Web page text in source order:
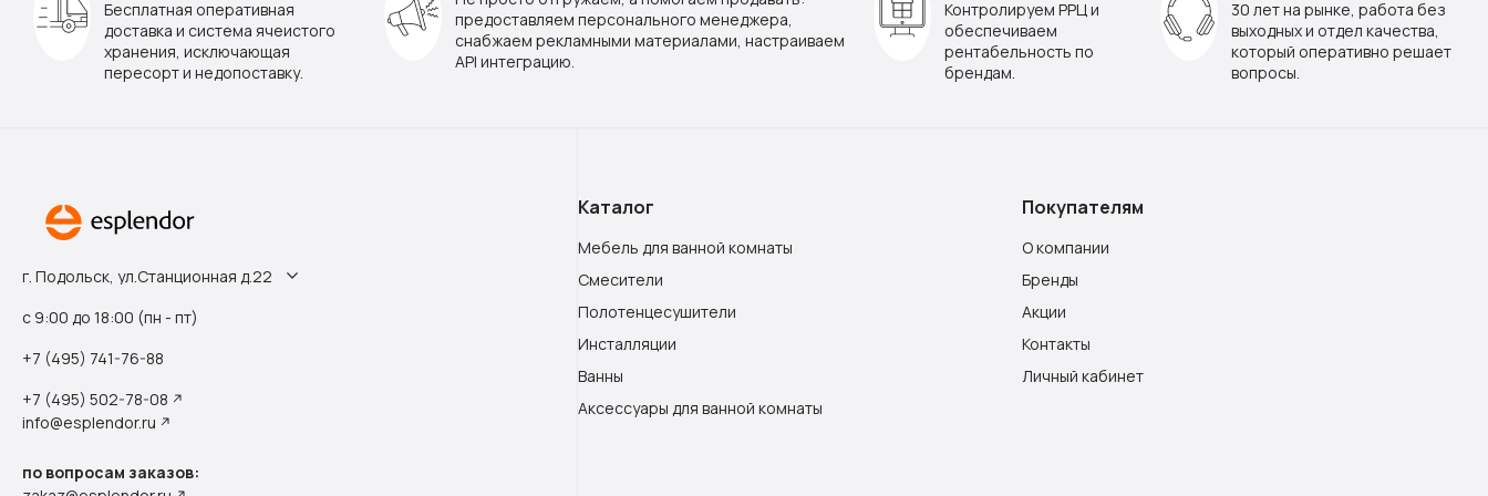
Бесплатная оперативная
доставка и система ячеистого
хранения, исключающая
пересорт и недопоставку.
предоставляем персонального менеджера,
снабжаем рекламными материалами, настраиваем
API интеграцию.
Контролируем РРЦ и
обеспечиваем
рентабельность по
брендам.
30 лет на рынке, работа без
выходных и отдел качества,
который оперативно решает
вопросы.
г. Подольск, ул.Станционная д.22
с 9:00 до 18:00 (пн - пт)
+7 (495) 741-76-88
+7 (495) 502-78-08
info@esplendor.ru
по вопросам заказов:
Каталог
Мебель для ванной комнаты
Смесители
Полотенцесушители
Инсталляции
Ванны
Аксессуары для ванной комнаты
Покупателям
О компании
Бренды
Акции
Контакты
Личный кабинет